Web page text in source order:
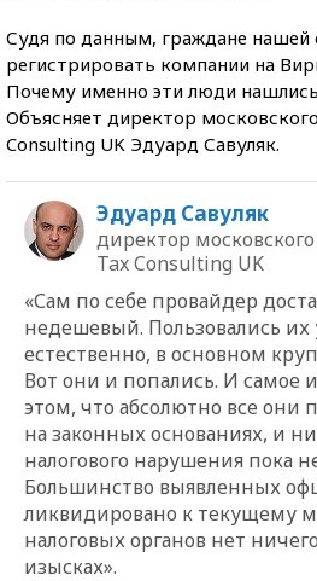
Судя по данным, граждане
регистрировать компании на
Почему именно эти люди
Объясняет директор
Consulting UK Эдуард Савуляк.
Эдуард Савуляк
директор
Tax Consulting UK
«Сам по себе провайдер
недешевый. Пользовались их
естественно, в основном
Вот они и попались. И самое
этом, что абсолютно все они
на законных основаниях, и
налогового нарушения пока
Большинство выявленных
ликвидировано к текущему
налоговых органов нет
изысках».